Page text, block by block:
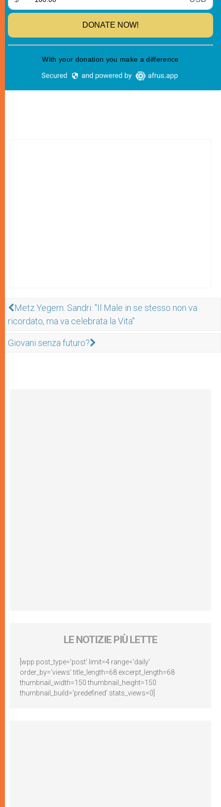
Metz Yegern. Sandri: "Il Male in se stesso non va
ricordato, ma va celebrata la Vita"
Giovani senza futuro?
LE NOTIZIE PIÙ LETTE
[wpp post_type='post' limit=4 range='daily'
order_by='views' title_length=68 excerpt_length=68
thumbnail_width=150 thumbnail_height=150
thumbnail_build='predefined' stats_views=0]